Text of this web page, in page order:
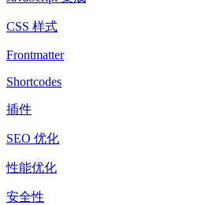
CSS 样式
Frontmatter
Shortcodes
插件
SEO 优化
性能优化
安全性